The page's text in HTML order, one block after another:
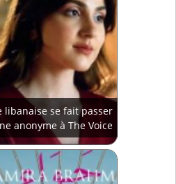
libanaise se fait passer
anonyme à The Voice